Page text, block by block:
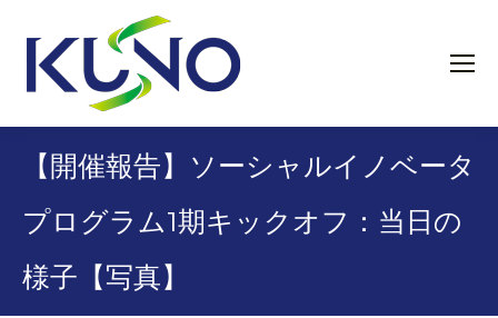
【開催報告】ソーシャルイノベータ
プログラム1期キックオフ：当日の
様子【写真】